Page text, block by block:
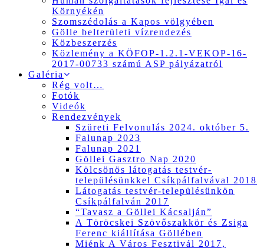
Környékén
Szomszédolás a Kapos völgyében
Gölle belterületi vízrendezés
Közbeszerzés
Közlemény a KÖFOP-1.2.1-VEKOP-16-
2017-00733 számú ASP pályázatról
Galéria
Rég volt…
Fotók
Videók
Rendezvények
Szüreti Felvonulás 2024. október 5.
Falunap 2023
Falunap 2021
Göllei Gasztro Nap 2020
Kölcsönös látogatás testvér-
településünkkel Csíkpálfalvával 2018
Látogatás testvér-településünkön
Csíkpálfalván 2017
“Tavasz a Göllei Kácsalján”
A Töröcskei Szövőszakkör és Zsiga
Ferenc kiállítása Göllében
Miénk A Város Fesztivál 2017,